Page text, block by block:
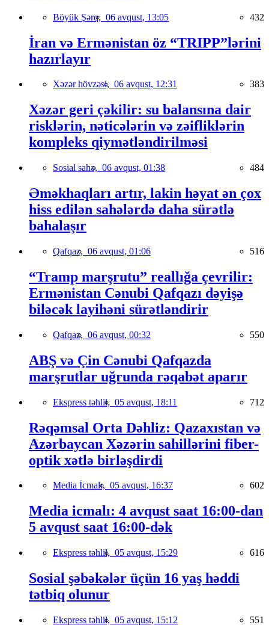
Böyük Şərq, 06 avqust, 13:05 432
İran və Ermənistan öz “TRIPP”lərini
hazırlayır
Xəzər hövzəsi, 06 avqust, 12:31 383
Xəzər geri çəkilir: su balansına dair
risklərin, nəticələrin və zəifliklərin
kompleks qiymətləndirilməsi
Sosial sahə, 06 avqust, 01:38 484
Əməkhaqları artır, lakin həyat ən çox
hiss edilən sahələrdə daha sürətlə
bahalaşır
Qafqaz, 06 avqust, 01:06 516
“Tramp marşrutu” reallığa çevrilir:
Ermənistan Cənubi Qafqazı dəyişə
biləcək layihəni sürətləndirir
Qafqaz, 06 avqust, 00:32 550
ABŞ və Çin Cənubi Qafqazda
marşrutlar uğrunda rəqabət aparır
Ekspress təhlil, 05 avqust, 18:11 712
Rəqəmsal Orta Dəhliz: Qazaxıstan və
Azərbaycan Xəzərin sahillərini fiber-
optik xətlə birləşdirdi
Media İcmalı, 05 avqust, 16:37 602
Media icmalı: 4 avqust saat 16:00-dan
5 avqust saat 16:00-dək
Ekspress təhlil, 05 avqust, 15:29 616
Sosial şəbəkələr üçün 16 yaş həddi
tətbiq olunur
Ekspress təhlil, 05 avqust, 15:12 551